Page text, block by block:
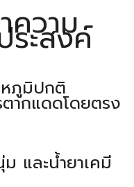
ความ
ระสงค์
ภูมิปกติ
ากแดดโดยตรง
และน้ำยาเคมี